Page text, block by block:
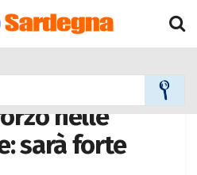
nelle
sarà forte